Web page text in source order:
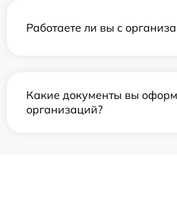
Работаете ли вы с
Какие документы вы
организаций?